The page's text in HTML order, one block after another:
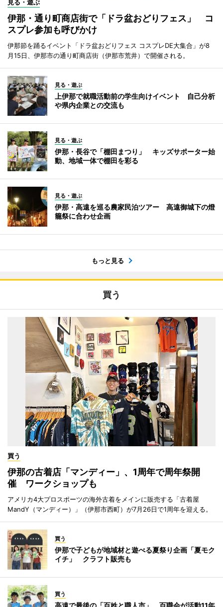
見る・遊ぶ
伊那・通り町商店街で「ドラ盆おどりフェス」 コ
スプレ参加も呼びかけ
伊那節を踊るイベント「ドラ盆おどりフェス コスプレDE大集合」が8
月15日、伊那市の通り町商店街（伊那市荒井）で開催される。
見る・遊ぶ
上伊那で就職活動前の学生向けイベント 自己分析
や県内企業との交流も
見る・遊ぶ
伊那・長谷で「棚田まつり」 キッズサポーター始
動、地域一体で棚田を彩る
見る・遊ぶ
伊那・高遠を巡る農家民泊ツアー 高遠御城下の燈
籠祭に合わせ企画
もっと見る
買う
買う
伊那の古着店「マンディー」、1周年で周年祭開
催 ワークショップも
アメリカ4大プロスポーツの海外古着をメインに販売する「古着屋
MandY（マンディー）」（伊那市西町）が7月26日で1周年を迎える。
買う
伊那で子どもが地域材と遊べる夏祭り企画「夏モク
イチ」 クラフト販売も
買う
高遠で最後の「百姓と職人市」 百職会が活動11年